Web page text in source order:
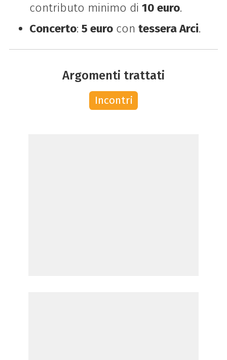
contributo minimo di 10 euro.
Concerto: 5 eurocon tessera Arci.
Argomenti trattati
Incontri